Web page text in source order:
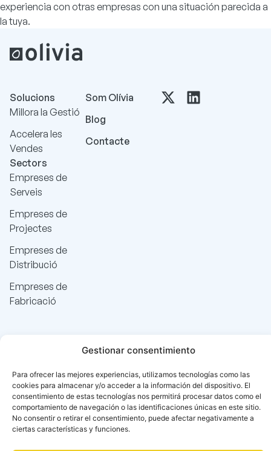
Gestionar consentimiento
Para ofrecer las mejores experiencias, utilizamos tecnologías como las
cookies para almacenar y/o acceder a la información del dispositivo. El
consentimiento de estas tecnologías nos permitirá procesar datos como el
comportamiento de navegación o las identificaciones únicas en este sitio.
No consentir o retirar el consentimiento, puede afectar negativamente a
ciertas características y funciones.
experiencia con otras empresas con una situación parecida a
la tuya.
Solucions
Millora la Gestió
Accelera les
Vendes
Sectors
Empreses de
Serveis
Empreses de
Projectes
Empreses de
Distribució
Empreses de
Fabricació
Som Olívia
Blog
Contacte